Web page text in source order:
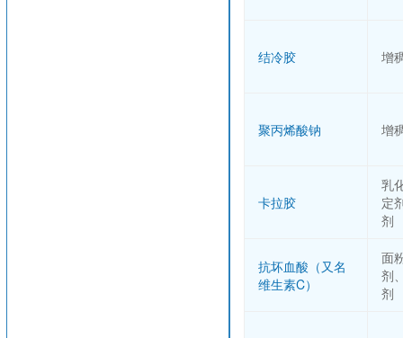
结冷胶 增
聚丙烯酸钠 增
卡拉胶
乳
定
剂
抗坏血酸（又名
维生素C）
面
剂
剂